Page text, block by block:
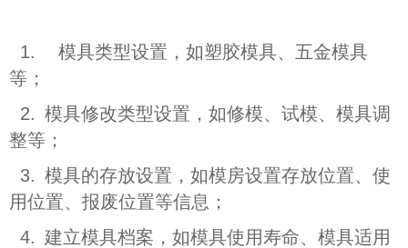
1.
模具类型设置，如塑胶模具、五金模具
等；
2. 模具修改类型设置，如修模、试模、模具调
整等；
3. 模具的存放设置，如模房设置存放位置、使
用位置、报废位置等信息；
4. 建立模具档案，如模具使用寿命、模具适用